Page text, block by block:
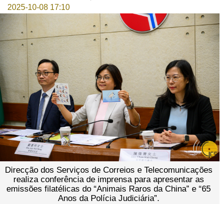
2025-10-08 17:10
Direcção dos Serviços de Correios e Telecomunicações
realiza conferência de imprensa para apresentar as
emissões filatélicas do “Animais Raros da China” e “65
Anos da Polícia Judiciária”.